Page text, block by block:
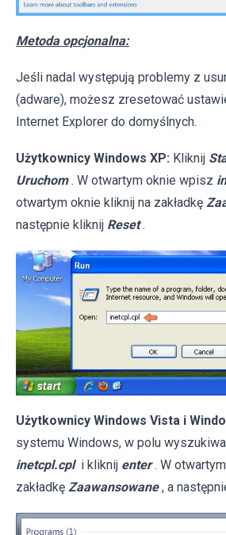
Metoda opcjonalna:
Jeśli nadal występują problemy z
(adware), możesz zresetować
Internet Explorer do domyślnych.
Użytkownicy Windows XP: Kliknij
Uruchom . W otwartym oknie wpisz
otwartym oknie kliknij na zakładkę
następnie kliknij Reset .
Użytkownicy Windows Vista i
systemu Windows, w polu
inetcpl.cpl i kliknij enter . W
zakładkę Zaawansowane , a